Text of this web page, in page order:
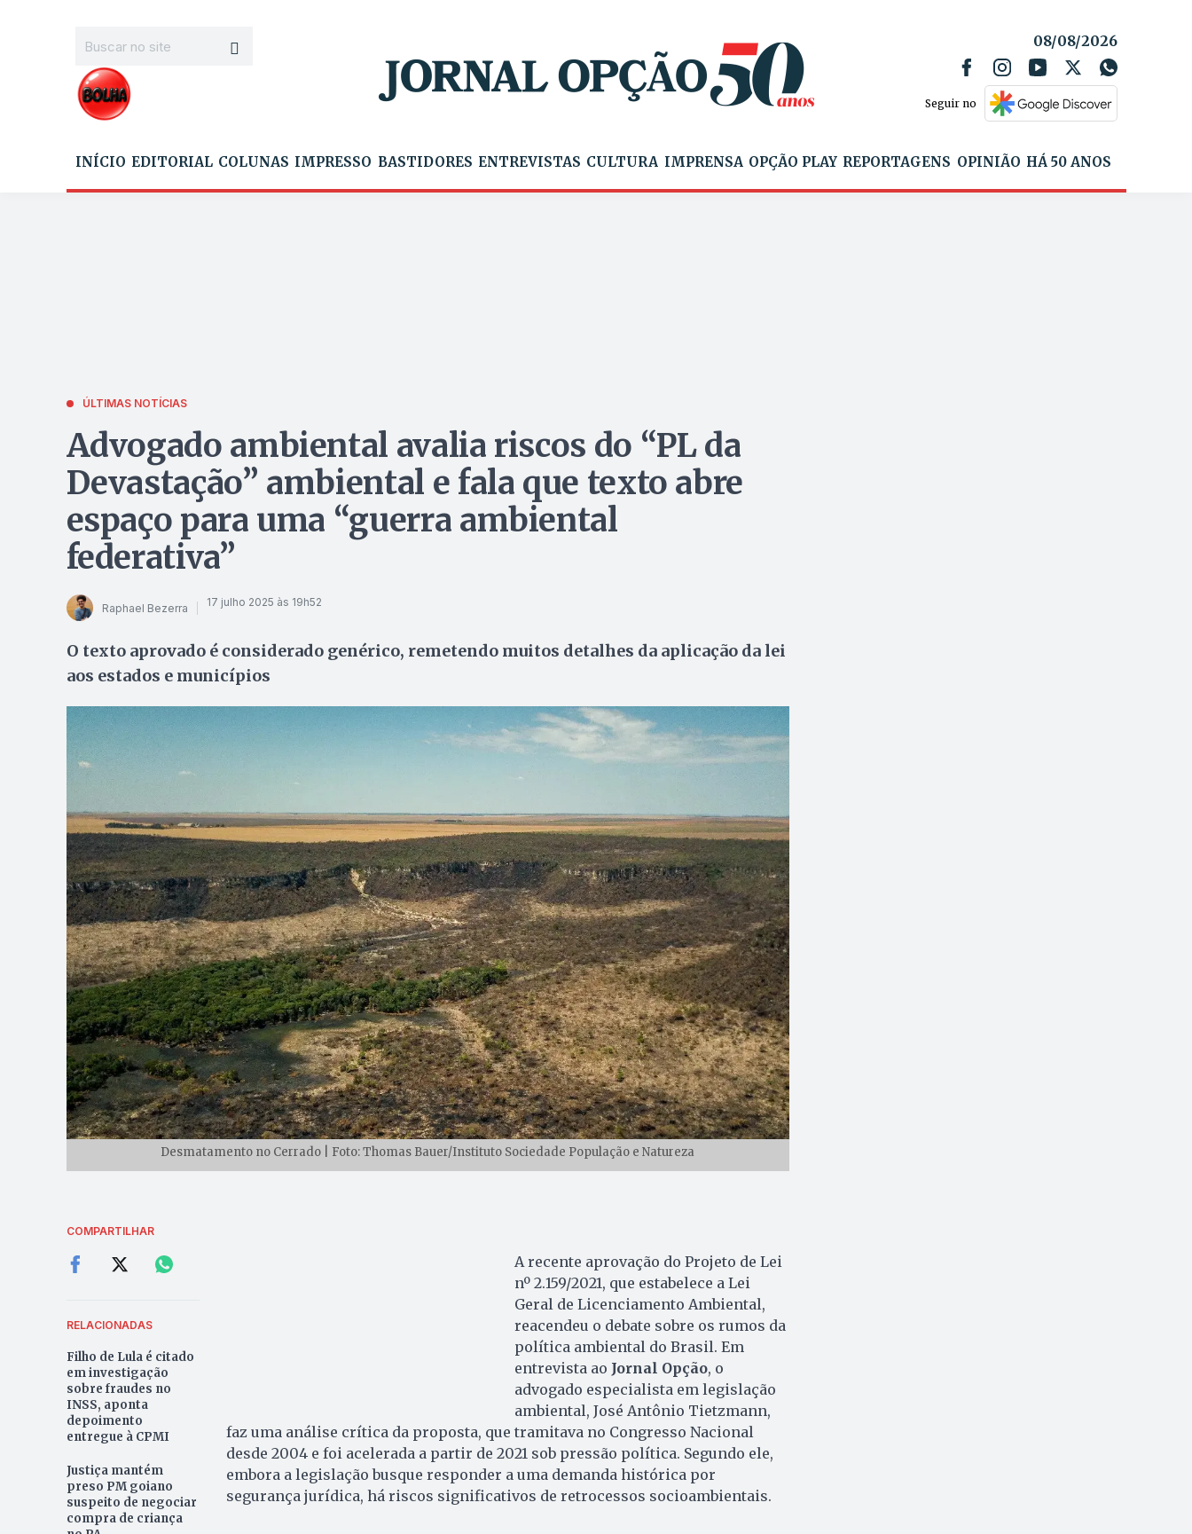
08/08/2026
Seguir no
INÍCIO EDITORIAL COLUNAS IMPRESSO BASTIDORES ENTREVISTAS CULTURA IMPRENSA OPÇÃO PLAY REPORTAGENS OPINIÃO HÁ 50 ANOS
ÚLTIMAS NOTÍCIAS
Advogado ambiental avalia riscos do “PL da
Devastação” ambiental e fala que texto abre
espaço para uma “guerra ambiental
federativa”
Raphael Bezerra 17 julho 2025 às 19h52
O texto aprovado é considerado genérico, remetendo muitos detalhes da aplicação da lei
aos estados e municípios
Desmatamento no Cerrado | Foto: Thomas Bauer/Instituto Sociedade População e Natureza
COMPARTILHAR
RELACIONADAS
Filho de Lula é citado
em investigação
sobre fraudes no
INSS, aponta
depoimento
entregue à CPMI
Justiça mantém
preso PM goiano
suspeito de negociar
compra de criança
A recente aprovação do Projeto de Lei
nº 2.159/2021, que estabelece a Lei
Geral de Licenciamento Ambiental,
reacendeu o debate sobre os rumos da
política ambiental do Brasil. Em
entrevista ao Jornal Opção, o
advogado especialista em legislação
ambiental, José Antônio Tietzmann,
faz uma análise crítica da proposta, que tramitava no Congresso Nacional
desde 2004 e foi acelerada a partir de 2021 sob pressão política. Segundo ele,
embora a legislação busque responder a uma demanda histórica por
segurança jurídica, há riscos significativos de retrocessos socioambientais.